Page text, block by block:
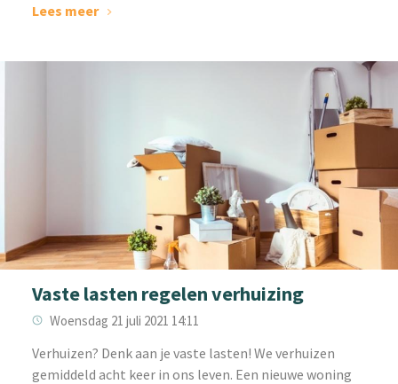
Lees meer
Vaste lasten regelen verhuizing
Woensdag 21 juli 2021 14:11
‌Verhuizen? Denk aan je vaste lasten! We verhuizen
gemiddeld acht keer in ons leven. Een nieuwe woning